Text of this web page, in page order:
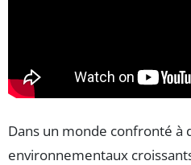
Dans un monde confronté à
environnementaux